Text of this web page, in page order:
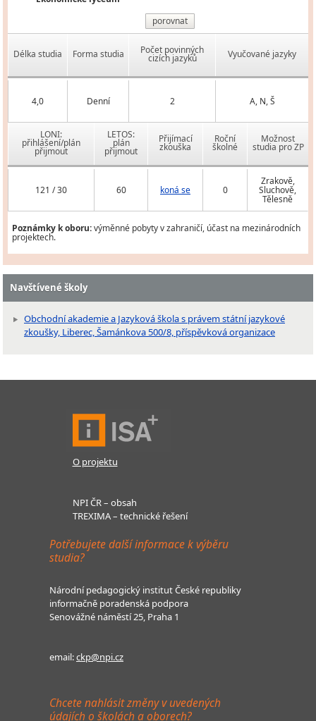
porovnat
Délka studia Forma studia Počet povinných
cizích jazyků Vyučované jazyky
4,0 Denní 2 A, N, Š
LONI:
přihlášení/plán
přijmout
LETOS:
plán
přijmout
Přijímací
zkouška
Roční
školné
Možnost
studia pro ZP
121 / 30 60 koná se 0
Zrakově,
Sluchově,
Tělesně
Poznámky k oboru:výměnné pobyty v zahraničí, účast na mezinárodních
projektech.
Navštívené školy
Obchodní akademie a Jazyková škola s právem státní jazykové
zkoušky, Liberec, Šamánkova 500/8, příspěvková organizace
O projektu
NPI ČR – obsah
TREXIMA – technické řešení
Potřebujete další informace k výběru
studia?
Národní pedagogický institut České republiky
informačně poradenská podpora
Senovážné náměstí 25, Praha 1
email:ckp@npi.cz
Chcete nahlásit změny v uvedených
údajích o školách a oborech?